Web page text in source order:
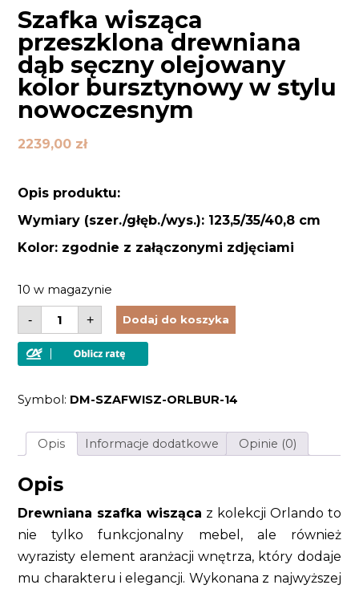
Szafka wisząca
przeszklona drewniana
dąb sęczny olejowany
kolor bursztynowy w stylu
nowoczesnym
2239,00 zł
Opis produktu:
Wymiary (szer./głęb./wys.): 123,5/35/40,8 cm
Kolor: zgodnie z załączonymi zdjęciami
10 w magazynie
-
ilość
Szafka
wisząca
przeszklona
drewniana
olejowany
w
stylu
+ Dodaj do koszyka
Symbol: DM-SZAFWISZ-ORLBUR-14
Opis Informacje dodatkowe Opinie (0)
Opis
Drewniana szafka wisząca z kolekcji Orlando to
nie tylko funkcjonalny mebel, ale również
wyrazisty element aranżacji wnętrza, który dodaje
mu charakteru i elegancji. Wykonana z najwyższej